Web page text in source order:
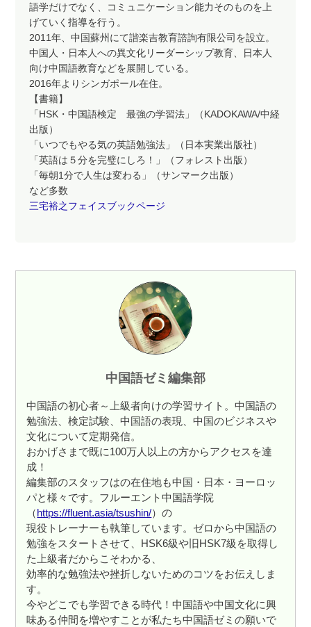
語学だけでなく、コミュニケーション能力そのものを上
げていく指導を行う。
2011年、中国蘇州にて諧楽吉教育諮詢有限公司を設立。
中国人・日本人への異文化リーダーシップ教育、日本人
向け中国語教育などを展開している。
2016年よりシンガポール在住。
【書籍】
「HSK・中国語検定 最強の学習法」（KADOKAWA/中経
出版）
「いつでもやる気の英語勉強法」（日本実業出版社）
「英語は５分を完璧にしろ！」（フォレスト出版）
「毎朝1分で人生は変わる」（サンマーク出版）
など多数
三宅裕之フェイスブックページ
中国語ゼミ編集部
中国語の初心者～上級者向けの学習サイト。中国語の
勉強法、検定試験、中国語の表現、中国のビジネスや
文化について定期発信。
おかげさまで既に100万人以上の方からアクセスを達
成！
編集部のスタッフはの在住地も中国・日本・ヨーロッ
パと様々です。フルーエント中国語学院
（https://fluent.asia/tsushin/）の
現役トレーナーも執筆しています。ゼロから中国語の
勉強をスタートさせて、HSK6級や旧HSK7級を取得し
た上級者だからこそわかる、
効率的な勉強法や挫折しないためのコツをお伝えしま
す。
今やどこでも学習できる時代！中国語や中国文化に興
味ある仲間を増やすことが私たち中国語ゼミの願いで